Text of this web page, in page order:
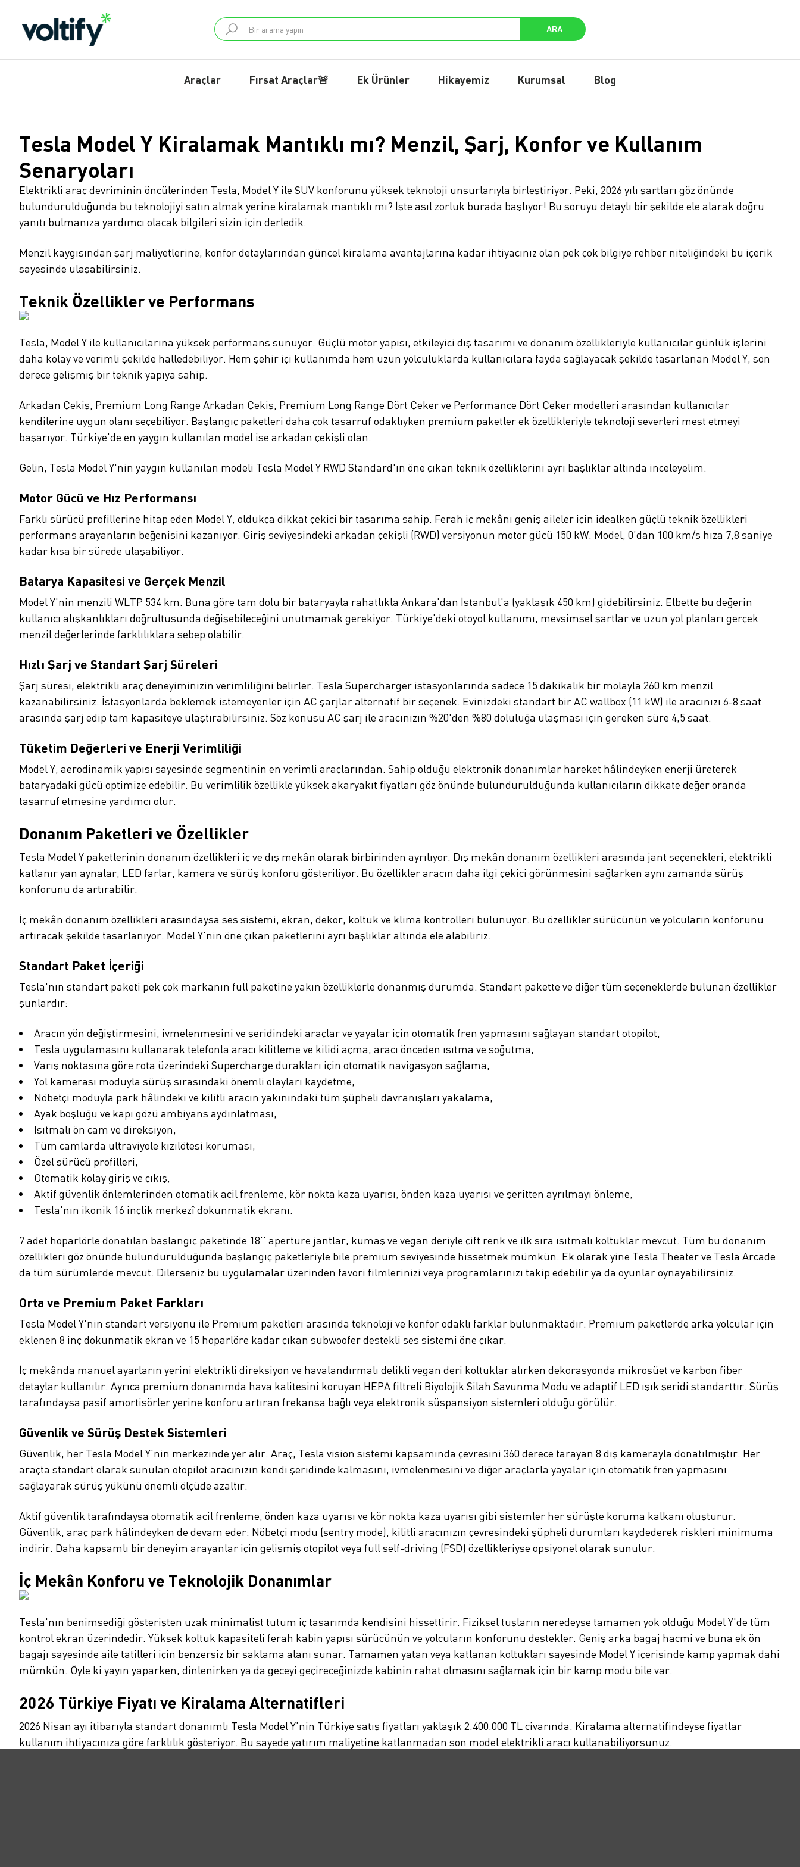
ARA
Araçlar Fırsat Araçlar🚨 Ek Ürünler Hikayemiz Kurumsal Blog
Tesla Model Y Kiralamak Mantıklı mı? Menzil, Şarj, Konfor ve Kullanım
Senaryoları
Elektrikli araç devriminin öncülerinden Tesla, Model Y ile SUV konforunu yüksek teknoloji unsurlarıyla birleştiriyor. Peki, 2026 yılı şartları göz önünde
bulundurulduğunda bu teknolojiyi satın almak yerine kiralamak mantıklı mı? İşte asıl zorluk burada başlıyor! Bu soruyu detaylı bir şekilde ele alarak doğru
yanıtı bulmanıza yardımcı olacak bilgileri sizin için derledik.
Menzil kaygısından şarj maliyetlerine, konfor detaylarından güncel kiralama avantajlarına kadar ihtiyacınız olan pek çok bilgiye rehber niteliğindeki bu içerik
sayesinde ulaşabilirsiniz.
Teknik Özellikler ve Performans
Tesla, Model Y ile kullanıcılarına yüksek performans sunuyor. Güçlü motor yapısı, etkileyici dış tasarımı ve donanım özellikleriyle kullanıcılar günlük işlerini
daha kolay ve verimli şekilde halledebiliyor. Hem şehir içi kullanımda hem uzun yolculuklarda kullanıcılara fayda sağlayacak şekilde tasarlanan Model Y, son
derece gelişmiş bir teknik yapıya sahip.
Arkadan Çekiş, Premium Long Range Arkadan Çekiş, Premium Long Range Dört Çeker ve Performance Dört Çeker modelleri arasından kullanıcılar
kendilerine uygun olanı seçebiliyor. Başlangıç paketleri daha çok tasarruf odaklıyken premium paketler ek özellikleriyle teknoloji severleri mest etmeyi
başarıyor. Türkiye'de en yaygın kullanılan model ise arkadan çekişli olan.
Gelin, Tesla Model Y'nin yaygın kullanılan modeli Tesla Model Y RWD Standard'ın öne çıkan teknik özelliklerini ayrı başlıklar altında inceleyelim.
Motor Gücü ve Hız Performansı
Farklı sürücü profillerine hitap eden Model Y, oldukça dikkat çekici bir tasarıma sahip. Ferah iç mekânı geniş aileler için idealken güçlü teknik özellikleri
performans arayanların beğenisini kazanıyor. Giriş seviyesindeki arkadan çekişli (RWD) versiyonun motor gücü 150 kW. Model, 0’dan 100 km/s hıza 7,8 saniye
kadar kısa bir sürede ulaşabiliyor.
Batarya Kapasitesi ve Gerçek Menzil
Model Y'nin menzili WLTP 534 km. Buna göre tam dolu bir bataryayla rahatlıkla Ankara'dan İstanbul'a (yaklaşık 450 km) gidebilirsiniz. Elbette bu değerin
kullanıcı alışkanlıkları doğrultusunda değişebileceğini unutmamak gerekiyor. Türkiye'deki otoyol kullanımı, mevsimsel şartlar ve uzun yol planları gerçek
menzil değerlerinde farklılıklara sebep olabilir.
Hızlı Şarj ve Standart Şarj Süreleri
Şarj süresi, elektrikli araç deneyiminizin verimliliğini belirler. Tesla Supercharger istasyonlarında sadece 15 dakikalık bir molayla 260 km menzil
kazanabilirsiniz. İstasyonlarda beklemek istemeyenler için AC şarjlar alternatif bir seçenek. Evinizdeki standart bir AC wallbox (11 kW) ile aracınızı 6-8 saat
arasında şarj edip tam kapasiteye ulaştırabilirsiniz. Söz konusu AC şarj ile aracınızın %20'den %80 doluluğa ulaşması için gereken süre 4,5 saat.
Tüketim Değerleri ve Enerji Verimliliği
Model Y, aerodinamik yapısı sayesinde segmentinin en verimli araçlarından. Sahip olduğu elektronik donanımlar hareket hâlindeyken enerji üreterek
bataryadaki gücü optimize edebilir. Bu verimlilik özellikle yüksek akaryakıt fiyatları göz önünde bulundurulduğunda kullanıcıların dikkate değer oranda
tasarruf etmesine yardımcı olur.
Donanım Paketleri ve Özellikler
Tesla Model Y paketlerinin donanım özellikleri iç ve dış mekân olarak birbirinden ayrılıyor. Dış mekân donanım özellikleri arasında jant seçenekleri, elektrikli
katlanır yan aynalar, LED farlar, kamera ve sürüş konforu gösteriliyor. Bu özellikler aracın daha ilgi çekici görünmesini sağlarken aynı zamanda sürüş
konforunu da artırabilir.
İç mekân donanım özellikleri arasındaysa ses sistemi, ekran, dekor, koltuk ve klima kontrolleri bulunuyor. Bu özellikler sürücünün ve yolcuların konforunu
artıracak şekilde tasarlanıyor. Model Y'nin öne çıkan paketlerini ayrı başlıklar altında ele alabiliriz.
Standart Paket İçeriği
Tesla'nın standart paketi pek çok markanın full paketine yakın özelliklerle donanmış durumda. Standart pakette ve diğer tüm seçeneklerde bulunan özellikler
şunlardır:
Aracın yön değiştirmesini, ivmelenmesini ve şeridindeki araçlar ve yayalar için otomatik fren yapmasını sağlayan standart otopilot,
Tesla uygulamasını kullanarak telefonla aracı kilitleme ve kilidi açma, aracı önceden ısıtma ve soğutma,
Varış noktasına göre rota üzerindeki Supercharge durakları için otomatik navigasyon sağlama,
Yol kamerası moduyla sürüş sırasındaki önemli olayları kaydetme,
Nöbetçi moduyla park hâlindeki ve kilitli aracın yakınındaki tüm şüpheli davranışları yakalama,
Ayak boşluğu ve kapı gözü ambiyans aydınlatması,
Isıtmalı ön cam ve direksiyon,
Tüm camlarda ultraviyole kızılötesi koruması,
Özel sürücü profilleri,
Otomatik kolay giriş ve çıkış,
Aktif güvenlik önlemlerinden otomatik acil frenleme, kör nokta kaza uyarısı, önden kaza uyarısı ve şeritten ayrılmayı önleme,
Tesla'nın ikonik 16 inçlik merkezî dokunmatik ekranı.
7 adet hoparlörle donatılan başlangıç paketinde 18'' aperture jantlar, kumaş ve vegan deriyle çift renk ve ilk sıra ısıtmalı koltuklar mevcut. Tüm bu donanım
özellikleri göz önünde bulundurulduğunda başlangıç paketleriyle bile premium seviyesinde hissetmek mümkün. Ek olarak yine Tesla Theater ve Tesla Arcade
da tüm sürümlerde mevcut. Dilerseniz bu uygulamalar üzerinden favori filmlerinizi veya programlarınızı takip edebilir ya da oyunlar oynayabilirsiniz.
Orta ve Premium Paket Farkları
Tesla Model Y'nin standart versiyonu ile Premium paketleri arasında teknoloji ve konfor odaklı farklar bulunmaktadır. Premium paketlerde arka yolcular için
eklenen 8 inç dokunmatik ekran ve 15 hoparlöre kadar çıkan subwoofer destekli ses sistemi öne çıkar.
İç mekânda manuel ayarların yerini elektrikli direksiyon ve havalandırmalı delikli vegan deri koltuklar alırken dekorasyonda mikrosüet ve karbon fiber
detaylar kullanılır. Ayrıca premium donanımda hava kalitesini koruyan HEPA filtreli Biyolojik Silah Savunma Modu ve adaptif LED ışık şeridi standarttır. Sürüş
tarafındaysa pasif amortisörler yerine konforu artıran frekansa bağlı veya elektronik süspansiyon sistemleri olduğu görülür.
Güvenlik ve Sürüş Destek Sistemleri
Güvenlik, her Tesla Model Y'nin merkezinde yer alır. Araç, Tesla vision sistemi kapsamında çevresini 360 derece tarayan 8 dış kamerayla donatılmıştır. Her
araçta standart olarak sunulan otopilot aracınızın kendi şeridinde kalmasını, ivmelenmesini ve diğer araçlarla yayalar için otomatik fren yapmasını
sağlayarak sürüş yükünü önemli ölçüde azaltır.
Aktif güvenlik tarafındaysa otomatik acil frenleme, önden kaza uyarısı ve kör nokta kaza uyarısı gibi sistemler her sürüşte koruma kalkanı oluşturur.
Güvenlik, araç park hâlindeyken de devam eder: Nöbetçi modu (sentry mode), kilitli aracınızın çevresindeki şüpheli durumları kaydederek riskleri minimuma
indirir. Daha kapsamlı bir deneyim arayanlar için gelişmiş otopilot veya full self-driving (FSD) özellikleriyse opsiyonel olarak sunulur.
İç Mekân Konforu ve Teknolojik Donanımlar
Tesla'nın benimsediği gösterişten uzak minimalist tutum iç tasarımda kendisini hissettirir. Fiziksel tuşların neredeyse tamamen yok olduğu Model Y'de tüm
kontrol ekran üzerindedir. Yüksek koltuk kapasiteli ferah kabin yapısı sürücünün ve yolcuların konforunu destekler. Geniş arka bagaj hacmi ve buna ek ön
bagajı sayesinde aile tatilleri için benzersiz bir saklama alanı sunar. Tamamen yatan veya katlanan koltukları sayesinde Model Y içerisinde kamp yapmak dahi
mümkün. Öyle ki yayın yaparken, dinlenirken ya da geceyi geçireceğinizde kabinin rahat olmasını sağlamak için bir kamp modu bile var.
2026 Türkiye Fiyatı ve Kiralama Alternatifleri
2026 Nisan ayı itibarıyla standart donanımlı Tesla Model Y’nin Türkiye satış fiyatları yaklaşık 2.400.000 TL civarında. Kiralama alternatifindeyse fiyatlar
kullanım ihtiyacınıza göre farklılık gösteriyor. Bu sayede yatırım maliyetine katlanmadan son model elektrikli aracı kullanabiliyorsunuz.